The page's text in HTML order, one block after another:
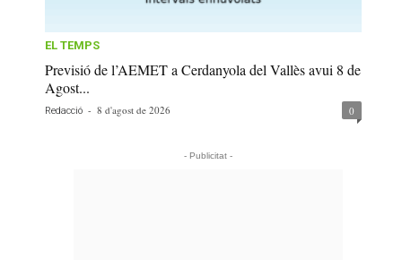
EL TEMPS
Previsió de l’AEMET a Cerdanyola del Vallès avui 8 de
Agost...
Redacció - 8 d'agost de 2026 0
- Publicitat -